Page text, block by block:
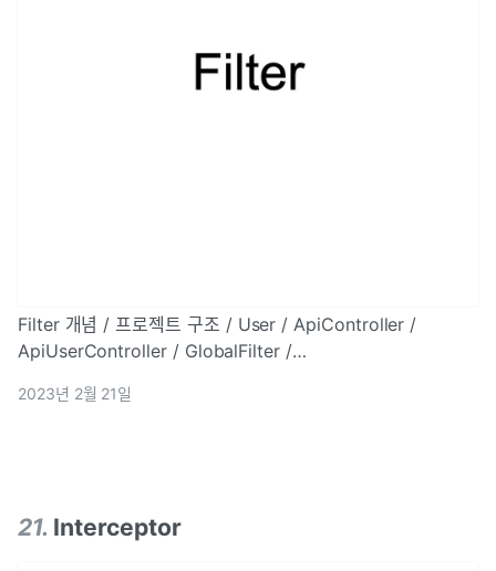
Filter 개념 / 프로젝트 구조 / User / ApiController /
ApiUserController / GlobalFilter /
2023년 2월 21일
21. Interceptor